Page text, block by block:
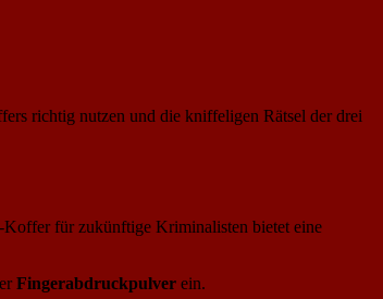
richtig nutzen und die kniffeligen Rätsel der drei
Koffer für zukünftige Kriminalisten bietet eine
Fingerabdruckpulver ein.